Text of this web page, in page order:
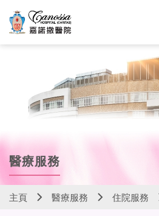
醫療服務
主頁 醫療服務 住院服務